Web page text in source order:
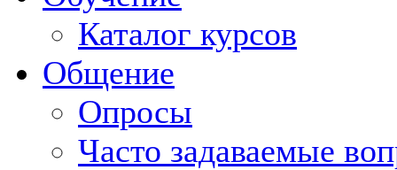
Каталог курсов
Общение
Опросы
Часто задаваемые